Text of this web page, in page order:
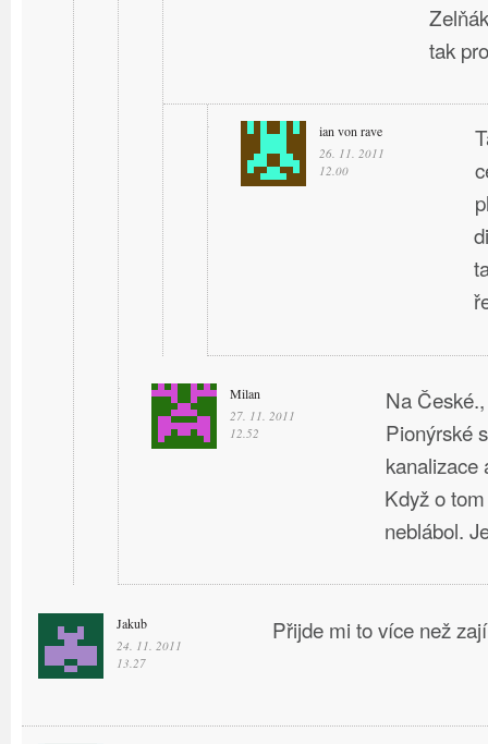
tak
ian von rave
26. 11. 2011
12.00
Milan
27. 11. 2011
12.52
Na
Pionýrské
kanalizace
Když o
neblábol.
Jakub
24. 11. 2011
13.27
Přijde mi to více než